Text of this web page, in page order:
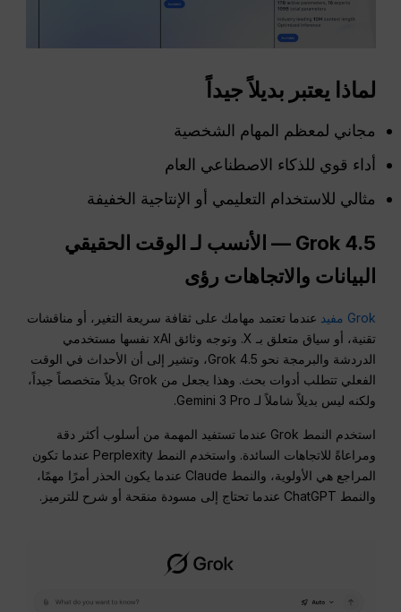
لماذا يعتبر بديلاً جيداً
مجاني لمعظم المهام الشخصية
أداء قوي للذكاء الاصطناعي العام
مثالي للاستخدام التعليمي أو الإنتاجية الخفيفة
Grok 4.5 — الأنسب لـ
الوقت الحقيقي
البيانات والاتجاهات رؤى
Grok مفيد
عندما تعتمد مهامك على ثقافة سريعة التغير، أو مناقشات
تقنية، أو سياق متعلق بـ X. وتوجه وثائق xAI نفسها مستخدمي
الدردشة والبرمجة نحو Grok 4.5، وتشير إلى أن الأحداث في الوقت
الفعلي تتطلب أدوات بحث. وهذا يجعل من Grok بديلاً متخصصاً جيداً،
ولكنه ليس بديلاً شاملاً لـ Gemini 3 Pro.
استخدم النمط Grok عندما تستفيد المهمة من أسلوب أكثر دقة
ومراعاةً للاتجاهات السائدة. واستخدم النمط Perplexity عندما تكون
المراجع هي الأولوية، والنمط Claude عندما يكون الحذر أمرًا مهمًا،
والنمط ChatGPT عندما تحتاج إلى مسودة منقحة أو شرح للترميز.